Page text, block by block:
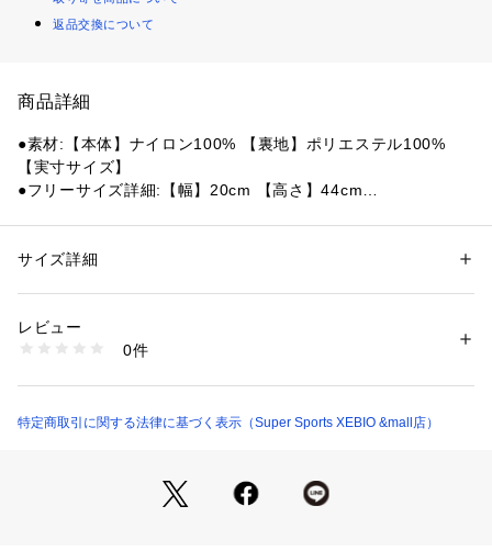
返品交換について
商品詳細
●素材:【本体】ナイロン100% 【裏地】ポリエステル100%
【実寸サイズ】
●フリーサイズ詳細:【幅】20cm 【高さ】44cm
●スタイリッシュで高耐久性、軽量で丈夫
【商品の購入にあたっての注意事項】
※一部商品において弊社カラー表記がメーカーカラー表記と異
商品の色味が若干異なる場合があります。
※掲載の価格・製品のパッケージ・デザイン・仕様について、
性別：レディース
商品番号：
10880700301 （ショップ）
サイズ詳細
レビュー
0件
特定商取引に関する法律に基づく表示（Super Sports XEBIO &mall店）